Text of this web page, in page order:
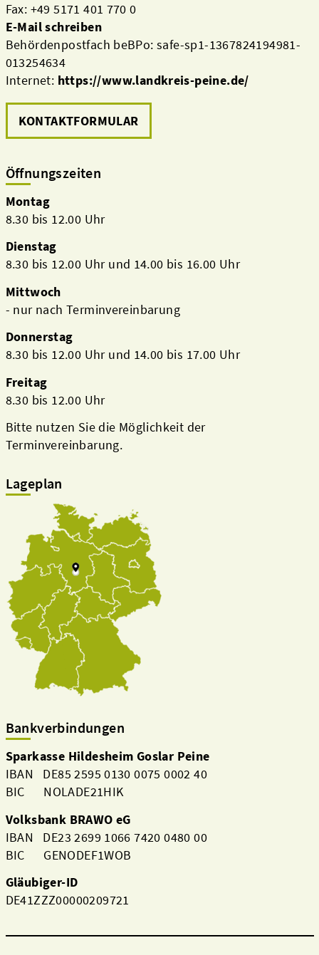
Fax: +49 5171 401 770 0
E-Mail schreiben
Behördenpostfach beBPo: safe-sp1-1367824194981-
013254634
Internet: https://www.landkreis-peine.de/
KONTAKTFORMULAR
Öffnungszeiten
Montag
8.30 bis 12.00 Uhr
Dienstag
8.30 bis 12.00 Uhr und 14.00 bis 16.00 Uhr
Mittwoch
- nur nach Terminvereinbarung
Donnerstag
8.30 bis 12.00 Uhr und 14.00 bis 17.00 Uhr
Freitag
8.30 bis 12.00 Uhr
Bitte nutzen Sie die Möglichkeit der
Terminvereinbarung.
Lageplan
Bankverbindungen
Sparkasse Hildesheim Goslar Peine
IBAN DE85 2595 0130 0075 0002 40
BIC NOLADE21HIK
Volksbank BRAWO eG
IBAN DE23 2699 1066 7420 0480 00
BIC GENODEF1WOB
Gläubiger-ID
DE41ZZZ00000209721